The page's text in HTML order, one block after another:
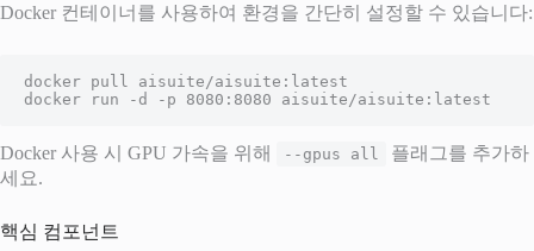
Docker 컨테이너를 사용하여 환경을 간단히 설정할 수 있습니다:
docker pull aisuite/aisuite:latest
docker run -d -p 8080:8080 aisuite/aisuite:latest
Docker 사용 시 GPU 가속을 위해 --gpus all
플래그를 추가하
세요.
핵심 컴포넌트